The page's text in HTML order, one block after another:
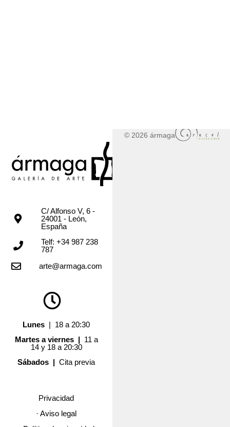
C/ Alfonso V, 6 -
24001 - León,
España
Telf: +34 987 238
787
arte@armaga.com
Lunes | 18 a 20:30
Martes a viernes | 11 a
14 y 18 a 20:30
Sábados |Cita previa
Privacidad
· Aviso legal
© 2026 ármaga